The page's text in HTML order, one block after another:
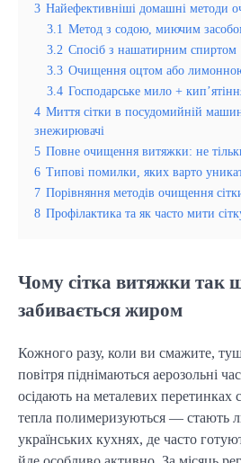
3 Найефективніші домашні методи
3.1 Метод з содою, миючим
3.2 Спосіб з нашатирним спиртом
3.3 Очищення оцтом або
3.4 Господарське мило +
4 Миття сітки в посудомийній
знежирювачі
5 Повне очищення витяжки: не
6 Типові помилки, яких варто
7 Порівняння методів очищення
8 Профілактика та як часто мити
Чому сітка витяжки так
забивається жиром
Кожного разу, коли ви смажите,
повітря піднімаються аерозольні
осідають на металевих перетинках
тепла полимеризуються — стають
українських кухнях, де часто